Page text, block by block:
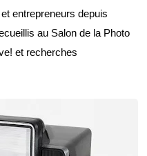
entrepreneurs depuis
au Salon de la Photo
et recherches